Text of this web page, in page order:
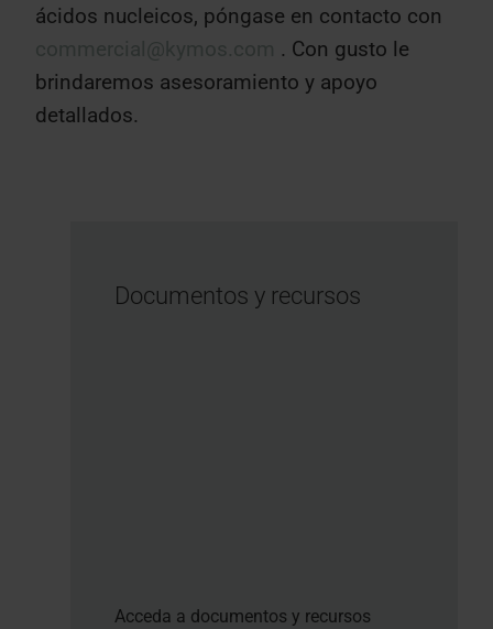
ácidos nucleicos, póngase en contacto con
. Con gusto le
brindaremos asesoramiento y apoyo
detallados.
Documentos y recursos
Acceda a documentos y recursos